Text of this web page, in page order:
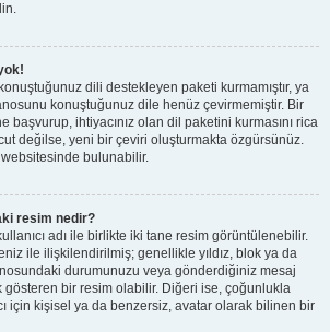
dili destekleyen paketi kurmamıştır, ya
konuştuğunuz dile henüz çevirmemiştir. Bir
başvurup, ihtiyacınız olan dil paketini kurmasını rica
değilse, yeni bir çeviri oluşturmakta özgürsünüz.
bulunabilir.
resim nedir?
adı ile birlikte iki tane resim görüntülenebilir.
ile ilişkilendirilmiş; genellikle yıldız, blok ya da
durumunuzu veya gönderdiğiniz mesaj
gösteren bir resim olabilir. Diğeri ise, çoğunlukla
için kişisel ya da benzersiz, avatar olarak bilinen bir